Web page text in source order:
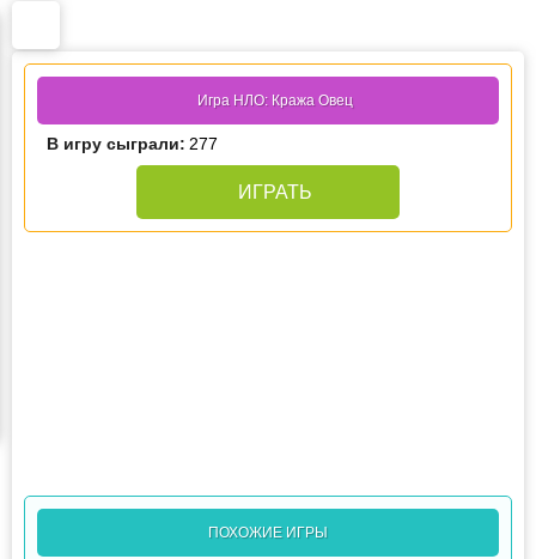
Игра НЛО: Кража Овец
В игру сыграли: 277
ИГРАТЬ
ПОХОЖИЕ ИГРЫ